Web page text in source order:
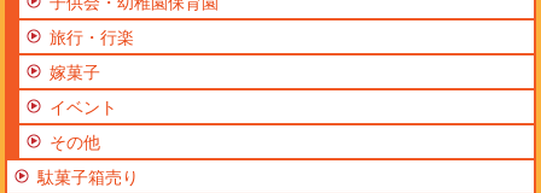
旅行・行楽
嫁菓子
イベント
その他
駄菓子箱売り